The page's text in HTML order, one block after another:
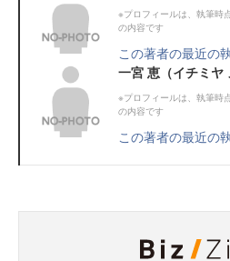
※プロフィールは、執筆時
の内容です
この著者の最近の
一宮 恵（イチミヤ
※プロフィールは、執筆時
の内容です
この著者の最近の